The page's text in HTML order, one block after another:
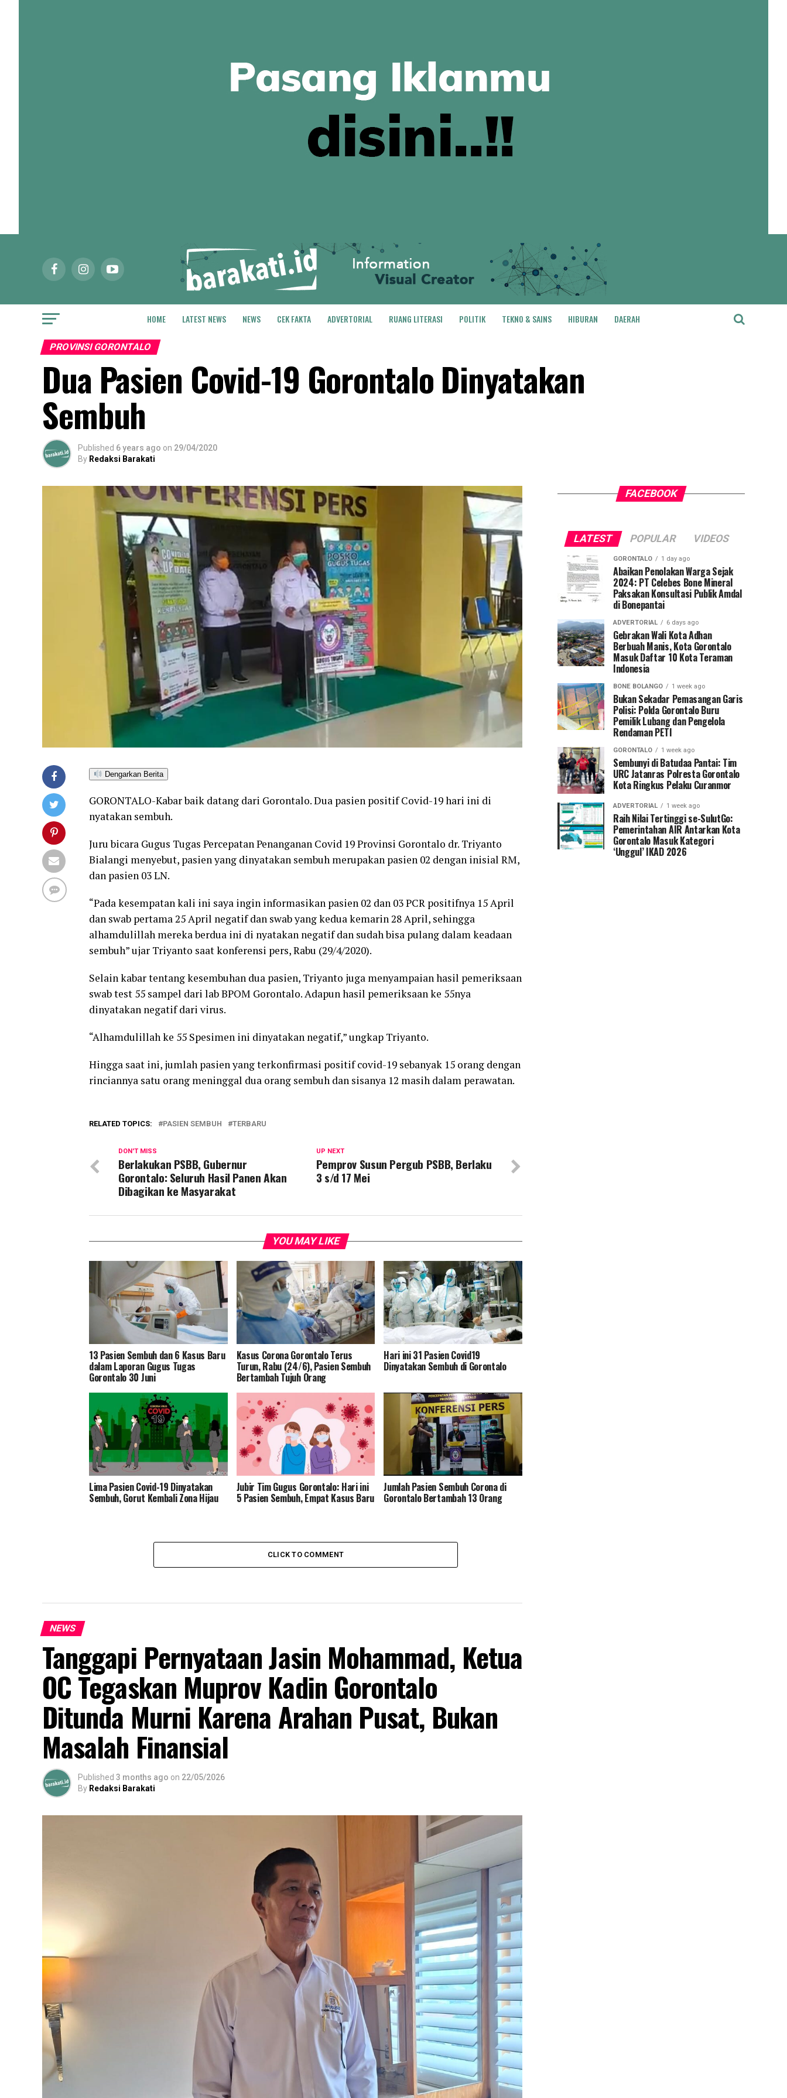
HOME LATEST NEWS NEWS CEK FAKTA ADVERTORIAL RUANG LITERASI POLITIK TEKNO & SAINS HIBURAN DAERAH
PROVINSI GORONTALO
Dua Pasien Covid-19 Gorontalo Dinyatakan
Sembuh
Published 6 years ago on 29/04/2020
By Redaksi Barakati
Dengarkan Berita
GORONTALO-Kabar baik datang dari Gorontalo. Dua pasien positif Covid-19 hari ini di
nyatakan sembuh.
Juru bicara Gugus Tugas Percepatan Penanganan Covid 19 Provinsi Gorontalo dr. Triyanto
Bialangi menyebut, pasien yang dinyatakan sembuh merupakan pasien 02 dengan inisial RM,
dan pasien 03 LN.
“Pada kesempatan kali ini saya ingin informasikan pasien 02 dan 03 PCR positifnya 15 April
dan swab pertama 25 April negatif dan swab yang kedua kemarin 28 April, sehingga
alhamdulillah mereka berdua ini di nyatakan negatif dan sudah bisa pulang dalam keadaan
sembuh” ujar Triyanto saat konferensi pers, Rabu (29/4/2020).
Selain kabar tentang kesembuhan dua pasien, Triyanto juga menyampaian hasil pemeriksaan
swab test 55 sampel dari lab BPOM Gorontalo. Adapun hasil pemeriksaan ke 55nya
dinyatakan negatif dari virus.
“Alhamdulillah ke 55 Spesimen ini dinyatakan negatif,” ungkap Triyanto.
Hingga saat ini, jumlah pasien yang terkonfirmasi positif covid-19 sebanyak 15 orang dengan
rinciannya satu orang meninggal dua orang sembuh dan sisanya 12 masih dalam perawatan.
RELATED TOPICS: PASIEN SEMBUH TERBARU
UP NEXT
Pemprov Susun Pergub PSBB, Berlaku
3 s/d 17 Mei
DON'T MISS
Berlakukan PSBB, Gubernur
Gorontalo: Seluruh Hasil Panen Akan
Dibagikan ke Masyarakat
YOU MAY LIKE
13 Pasien Sembuh dan 6 Kasus Baru
dalam Laporan Gugus Tugas
Gorontalo 30 Juni
Kasus Corona Gorontalo Terus
Turun, Rabu (24/6), Pasien Sembuh
Bertambah Tujuh Orang
Hari ini 31 Pasien Covid19
Dinyatakan Sembuh di Gorontalo
Lima Pasien Covid-19 Dinyatakan
Sembuh, Gorut Kembali Zona Hijau
Jubir Tim Gugus Gorontalo: Hari ini
5 Pasien Sembuh, Empat Kasus Baru
Jumlah Pasien Sembuh Corona di
Gorontalo Bertambah 13 Orang
CLICK TO COMMENT
NEWS
Tanggapi Pernyataan Jasin Mohammad, Ketua
OC Tegaskan Muprov Kadin Gorontalo
Ditunda Murni Karena Arahan Pusat, Bukan
Masalah Finansial
Published 3 months ago on 22/05/2026
By Redaksi Barakati
FACEBOOK
LATEST POPULAR VIDEOS
GORONTALO 1 day ago
Abaikan Penolakan Warga Sejak
2024: PT Celebes Bone Mineral
Paksakan Konsultasi Publik Amdal
di Bonepantai
ADVERTORIAL 6 days ago
Gebrakan Wali Kota Adhan
Berbuah Manis, Kota Gorontalo
Masuk Daftar 10 Kota Teraman
Indonesia
BONE BOLANGO 1 week ago
Bukan Sekadar Pemasangan Garis
Polisi: Polda Gorontalo Buru
Pemilik Lubang dan Pengelola
Rendaman PETI
GORONTALO 1 week ago
Sembunyi di Batudaa Pantai: Tim
URC Jatanras Polresta Gorontalo
Kota Ringkus Pelaku Curanmor
ADVERTORIAL 1 week ago
Raih Nilai Tertinggi se-SulutGo:
Pemerintahan AIR Antarkan Kota
Gorontalo Masuk Kategori
‘Unggul’ IKAD 2026